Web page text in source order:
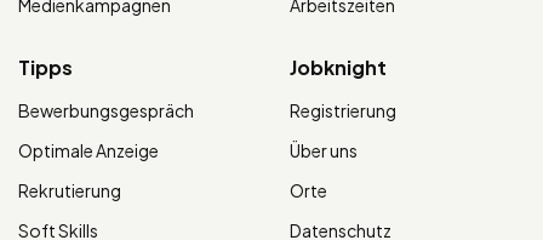
Medienkampagnen
Arbeitszeiten
Tipps
Bewerbungsgespräch
Optimale Anzeige
Rekrutierung
Soft Skills
Jobknight
Registrierung
Über uns
Orte
Datenschutz